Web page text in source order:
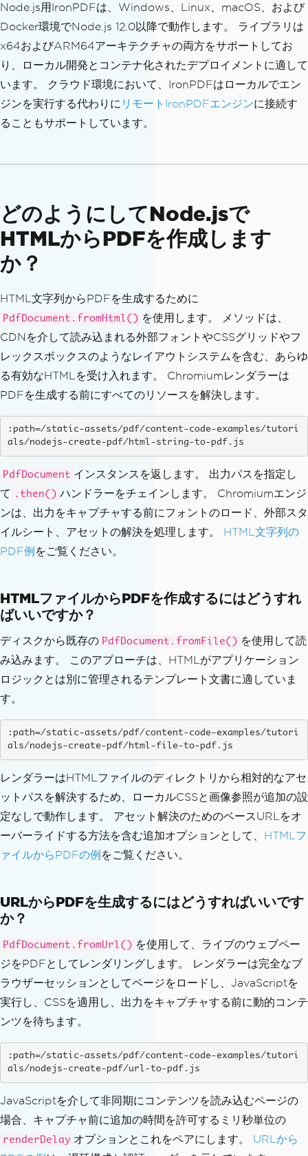
Node.js用IronPDFは、Windows、Linux、macOS、および
Docker環境でNode.js 12.0以降で動作します。 ライブラリは
x64およびARM64アーキテクチャの両方をサポートしてお
り、ローカル開発とコンテナ化されたデプロイメントに適して
います。 クラウド環境において、IronPDFはローカルでエン
ジンを実行する代わりに リモートIronPDFエンジンに接続す
ることもサポートしています。
どのようにしてNode.jsで
HTMLからPDFを作成します
か？
HTML文字列からPDFを生成するために
PdfDocument.fromHtml() を使用します。 メソッドは、
CDNを介して読み込まれる外部フォントやCSSグリッドやフ
レックスボックスのようなレイアウトシステムを含む、あらゆ
る有効なHTMLを受け入れます。 Chromiumレンダラーは
PDFを生成する前にすべてのリソースを解決します。
:path=/static-assets/pdf/content-code-examples/tutori
als/nodejs-create-pdf/html-string-to-pdf.js
PdfDocument インスタンスを返します。 出力パスを指定し
て .then() ハンドラーをチェインします。 Chromiumエンジ
ンは、出力をキャプチャする前にフォントのロード、外部スタ
イルシート、アセットの解決を処理します。 HTML文字列の
PDF例 をご覧ください。
HTMLファイルからPDFを作成するにはどうすれ
ばいいですか？
ディスクから既存の PdfDocument.fromFile() を使用して読
み込みます。 このアプローチは、HTMLがアプリケーション
ロジックとは別に管理されるテンプレート文書に適していま
す。
:path=/static-assets/pdf/content-code-examples/tutori
als/nodejs-create-pdf/html-file-to-pdf.js
レンダラーはHTMLファイルのディレクトリから相対的なアセ
ットパスを解決するため、ローカルCSSと画像参照が追加の設
定なしで動作します。 アセット解決のためのベースURLをオ
ーバーライドする方法を含む追加オプションとして、 HTMLフ
ァイルからPDFの例 をご覧ください。
URLからPDFを生成するにはどうすればいいです
か？
PdfDocument.fromUrl() を使用して、ライブのウェブペー
ジをPDFとしてレンダリングします。 レンダラーは完全なブ
ラウザーセッションとしてページをロードし、JavaScriptを
実行し、CSSを適用し、出力をキャプチャする前に動的コンテ
ンツを待ちます。
:path=/static-assets/pdf/content-code-examples/tutori
als/nodejs-create-pdf/url-to-pdf.js
JavaScriptを介して非同期にコンテンツを読み込むページの
場合、キャプチャ前に追加の時間を許可するミリ秒単位の
renderDelay オプションとこれをペアにします。 URLから